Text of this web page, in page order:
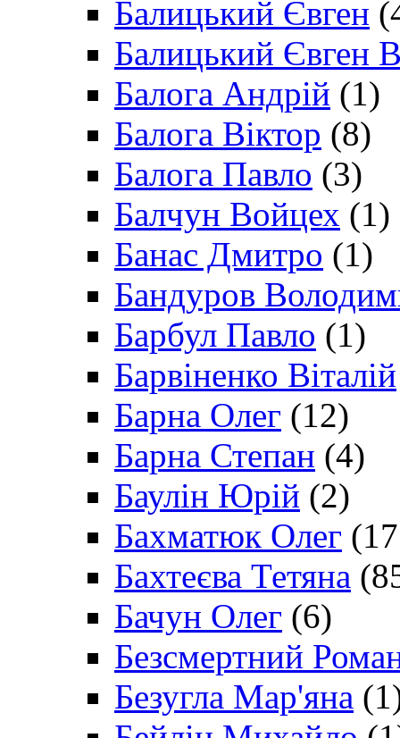
Балицький Євген
Балицький Євген
Балога Андрій (1)
Балога Віктор (8)
Балога Павло (3)
Балчун Войцех (1)
Банас Дмитро (1)
Бандуров
Барбул Павло (1)
Барвіненко Віталій
Барна Олег (12)
Барна Степан (4)
Баулін Юрій (2)
Бахматюк Олег
Бахтеєва Тетяна
Бачун Олег (6)
Безсмертний
Безугла Мар'яна